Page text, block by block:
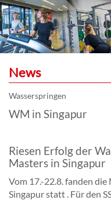
News
Wasserspringen
WM in Singapur
Riesen Erfolg der
Masters in Singapur
Vom 17.-22.8. fanden
Singapur statt . Für den